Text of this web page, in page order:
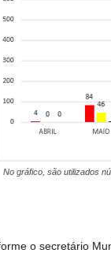
No gráfico, são utilizados
o secretário